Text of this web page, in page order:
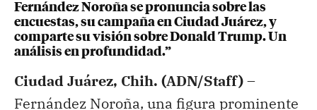
Fernández Noroña se pronuncia sobre las
encuestas, su campaña en Ciudad Juárez, y
comparte su visión sobre Donald Trump. Un
análisis en profundidad.”
Ciudad Juárez, Chih. (ADN/Staff) –
Fernández Noroña, una figura prominente